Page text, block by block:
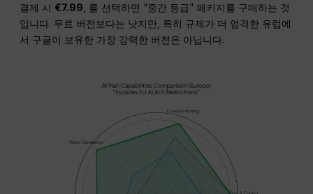
결제 시 €7.99 , 를 선택하면 “중간 등급” 패키지를 구매하는 것
입니다. 무료 버전보다는 낫지만, 특히 규제가 더 엄격한 유럽에
서 구글이 보유한 가장 강력한 버전은 아닙니다.